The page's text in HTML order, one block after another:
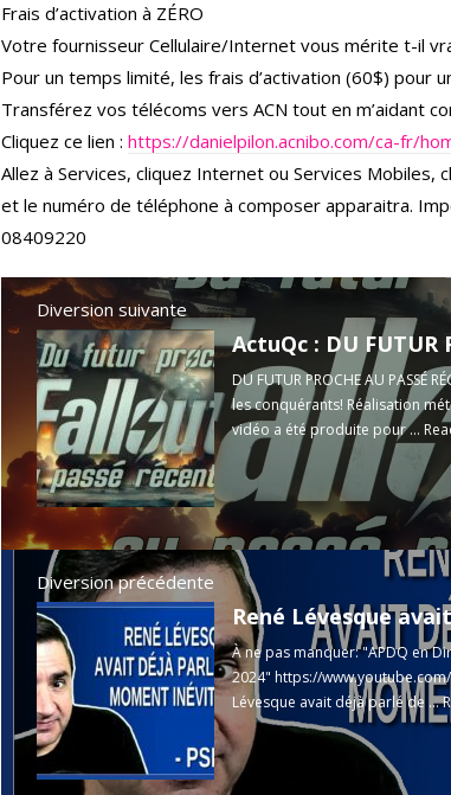
Frais d’activation à ZÉRO
Votre fournisseur Cellulaire/Internet vous mérite t-il
Pour un temps limité, les frais d’activation (60$) pour
Transférez vos télécoms vers ACN tout en m’aidant
Cliquez ce lien : https://danielpilon.acnibo.com/ca-fr/
Allez à Services, cliquez Internet ou Services Mobiles,
et le numéro de téléphone à composer apparaitra.
08409220
Diversion suivante
ActuQc : DU FUTUR
DU FUTUR PROCHE AU PASSÉ
les conquérants! Réalisation
vidéo a été produite pour ...
Diversion précédente
À ne pas manquer: "APDQ en
2024" https://
Lévesque avait déjà parlé de ...